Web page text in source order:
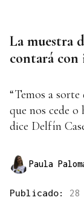
La muestra
contará con
“Temos a
que nos cede
dice Delfín
Paula
Publicado: